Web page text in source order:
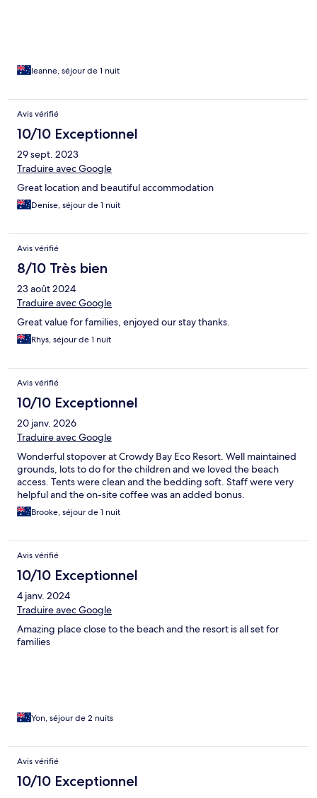
leanne, séjour de 1 nuit
Avis vérifié
10/10 Exceptionnel
29 sept. 2023
Traduire avec Google
Great location and beautiful accommodation
Denise, séjour de 1 nuit
Avis vérifié
8/10 Très bien
23 août 2024
Traduire avec Google
Great value for families, enjoyed our stay thanks.
Rhys, séjour de 1 nuit
Avis vérifié
10/10 Exceptionnel
20 janv. 2026
Traduire avec Google
Wonderful stopover at Crowdy Bay Eco Resort. Well maintained
grounds, lots to do for the children and we loved the beach
access. Tents were clean and the bedding soft. Staff were very
helpful and the on-site coffee was an added bonus.
Brooke, séjour de 1 nuit
Avis vérifié
10/10 Exceptionnel
4 janv. 2024
Traduire avec Google
Amazing place close to the beach and the resort is all set for
families
Yon, séjour de 2 nuits
Avis vérifié
10/10 Exceptionnel